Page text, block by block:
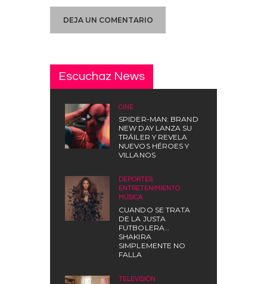
Escuchaz News
CINE
SPIDER-MAN: BRAND
NEW DAY LANZA SU
TRÁILER Y REVELA
NUEVOS HÉROES Y
VILLANOS
DEPORTES
ENTRETENIMIENTO
MÚSICA
CUANDO SE TRATA
DE LA JUSTA
FUTBOLERA…
SHAKIRA
SIMPLEMENTE NO
FALLA
TELEVISIÓN